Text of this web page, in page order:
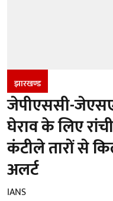
झारखण्‍ड
जेपीएससी-
घेराव के लिए
कंटीले तारों से
अलर्ट
IANS